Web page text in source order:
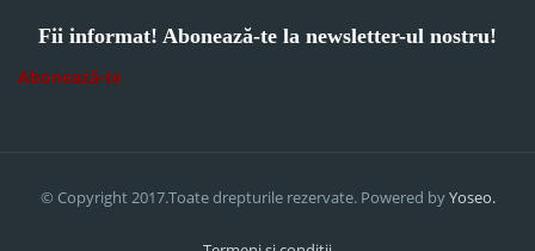
Fii informat! Abonează-te la newsletter-ul nostru!
Abonează-te
© Copyright 2017.Toate drepturile rezervate. Powered byYoseo.